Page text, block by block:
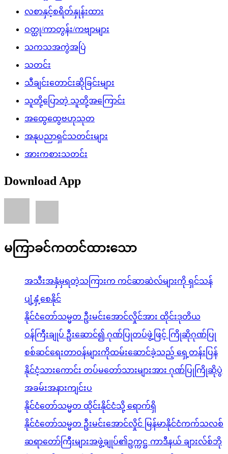
လစာနှင့်စရိတ်နှုန်းထား
ဝတ္ထု/ကာတွန်း/ကဗျာများ
သကသအကွဲအပြဲ
သတင်း
သီချင်းတောင်းဆိုခြင်းများ
သူတို့ပြောတဲ့ သူတို့အကြောင်း
အထွေထွေဗဟုသုတ
အနုပညာရှင်သတင်းများ
အားကစားသတင်း
Download App
မကြာခင်ကတင်ထားသော
အသီးအနှံမှရတဲ့သကြားက ကင်ဆာဆဲလ်များကို ရှင်သန်
ပျံ့နှံ့စေနိုင်
နိုင်ငံတော်သမ္မတ ဦးမင်းအောင်လှိုင်အား ထိုင်းဒုတိယ
ဝန်ကြီးချုပ် ဦးဆောင်၍ ဂုဏ်ပြုတပ်ဖွဲ့ဖြင့် ကြိုဆိုဂုဏ်ပြု
စစ်ဆင်ရေးတာဝန်များကိုထမ်းဆောင်ခဲ့သည့် ရှေ့တန်းပြန်
နိုင်ငံ့သားကောင်း တပ်မတော်သားများအား ဂုဏ်ပြုကြိုဆိုပွဲ
အခမ်းအနားကျင်းပ
နိုင်ငံတော်သမ္မတ ထိုင်းနိုင်ငံသို့ ရောက်ရှိ
နိုင်ငံတော်သမ္မတ ဦးမင်းအောင်လှိုင် မြန်မာနိုင်ငံကက်သလစ်
ဆရာတော်ကြီးများအဖွဲ့ချုပ်၏ဥက္ကဋ္ဌ ကာဒီနယ် ချားလ်စ်ဘို